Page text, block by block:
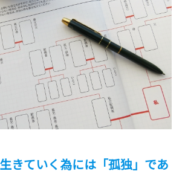
きていく為には「孤独」であ